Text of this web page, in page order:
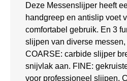
Deze Messenslijper heeft
handgreep en antislip voet
comfortabel gebruik. En 3
slijpen van diverse
COARSE: carbide slijper
snijvlak aan. FINE:
voor professioneel slijpen.